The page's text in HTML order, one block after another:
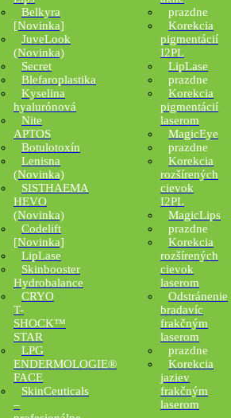
Belkyra
[Novinka]
JuveLook
(Novinka)
Secret
Blefaroplastika
Kyselina
hyalurónová
Nite
APTOS
Botulotoxín
Lenisna
(Novinka)
SISTHAEMA
HEVO
(Novinka)
Codelift
[Novinka]
LipLase
Skinbooster
Hydrobalance
CRYO
T-
SHOCK™
STAR
LPG
ENDERMOLOGIE®
FACE
SkinCeuticals
–
prazdne
Korekcia
pigmentácií
I2PL
LipLase
prazdne
Korekcia
pigmentácií
laserom
MagicEye
prazdne
Korekcia
rozšírených
cievok
I2PL
MagicLips
prazdne
Korekcia
rozšírených
cievok
laserom
Odstránenie
bradavíc
frakčným
laserom
prazdne
Korekcia
jaziev
frakčným
laserom